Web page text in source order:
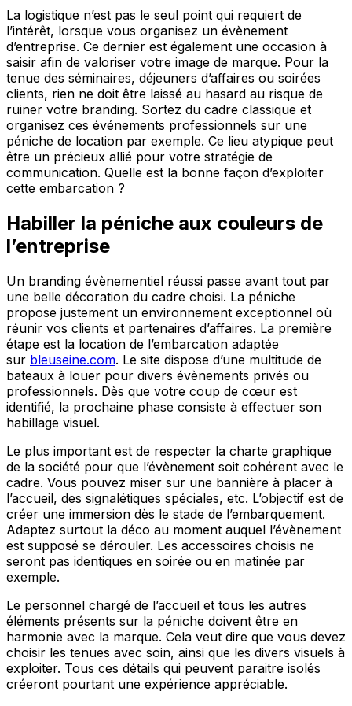
La logistique n’est pas le seul point qui requiert de
l’intérêt, lorsque vous organisez un évènement
d’entreprise. Ce dernier est également une occasion à
saisir afin de valoriser votre image de marque. Pour la
tenue des séminaires, déjeuners d’affaires ou soirées
clients, rien ne doit être laissé au hasard au risque de
ruiner votre branding. Sortez du cadre classique et
organisez ces événements professionnels sur une
péniche de location par exemple. Ce lieu atypique peut
être un précieux allié pour votre stratégie de
communication. Quelle est la bonne façon d’exploiter
cette embarcation ?
Habiller la péniche aux couleurs de
l’entreprise
Un branding évènementiel réussi passe avant tout par
une belle décoration du cadre choisi. La péniche
propose justement un environnement exceptionnel où
réunir vos clients et partenaires d’affaires. La première
étape est la location de l’embarcation adaptée
sur bleuseine.com. Le site dispose d’une multitude de
bateaux à louer pour divers évènements privés ou
professionnels. Dès que votre coup de cœur est
identifié, la prochaine phase consiste à effectuer son
habillage visuel.
Le plus important est de respecter la charte graphique
de la société pour que l’évènement soit cohérent avec le
cadre. Vous pouvez miser sur une bannière à placer à
l’accueil, des signalétiques spéciales, etc. L’objectif est de
créer une immersion dès le stade de l’embarquement.
Adaptez surtout la déco au moment auquel l’évènement
est supposé se dérouler. Les accessoires choisis ne
seront pas identiques en soirée ou en matinée par
exemple.
Le personnel chargé de l’accueil et tous les autres
éléments présents sur la péniche doivent être en
harmonie avec la marque. Cela veut dire que vous devez
choisir les tenues avec soin, ainsi que les divers visuels à
exploiter. Tous ces détails qui peuvent paraitre isolés
créeront pourtant une expérience appréciable.